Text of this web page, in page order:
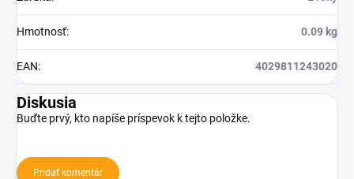
Hmotnosť: 0.09 kg
EAN: 4029811243020
Diskusia
Buďte prvý, kto napíše príspevok k tejto položke.
Pridať komentár